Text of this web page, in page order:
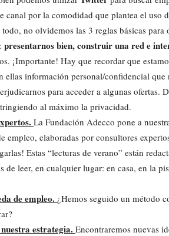
canal por la comodidad que plantea el uso
no olvidemos las 3 reglas básicas para
presentarnos bien, construir una red e
¡Importante! Hay que recordar que
ellas información personal/confidencial
para acceder a algunas ofertas.
al máximo la privacidad.
La Fundación Adecco pone a
empleo, elaboradas por consultores
Estas “lecturas de verano” están
leer, en cualquier lugar: en casa, en la
de empleo. ¿Hemos seguido un método
estrategia. Encontraremos nuevas